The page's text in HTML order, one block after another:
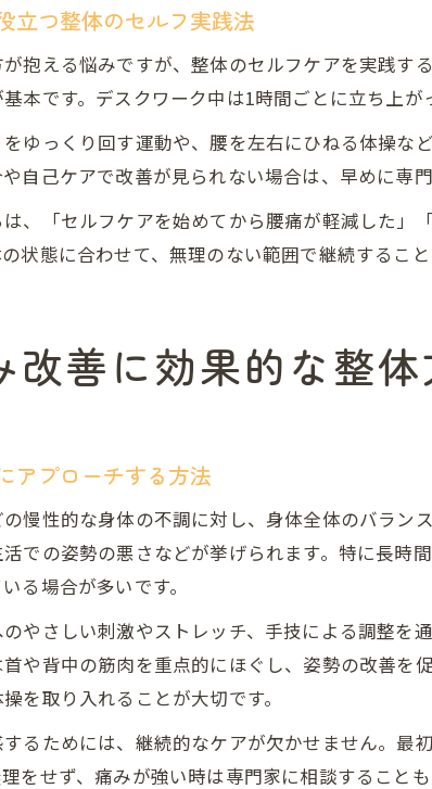
立つ整体のセルフ実践法
抱える悩みですが、整体のセルフケアを実践
本です。デスクワーク中は1時間ごとに立ち上が
ゆっくり回す運動や、腰を左右にひねる体操
自己ケアで改善が見られない場合は、早めに専
、「セルフケアを始めてから腰痛が軽減した
状態に合わせて、無理のない範囲で継続すること
改善に効果的な整体
アプローチする方法
慢性的な身体の不調に対し、身体全体のバラ
での姿勢の悪さなどが挙げられます。特に長時
る場合が多いです。
やさしい刺激やストレッチ、手技による調整を
や背中の筋肉を重点的にほぐし、姿勢の改善
を取り入れることが大切です。
るためには、継続的なケアが欠かせません。
をせず、痛みが強い時は専門家に相談することも